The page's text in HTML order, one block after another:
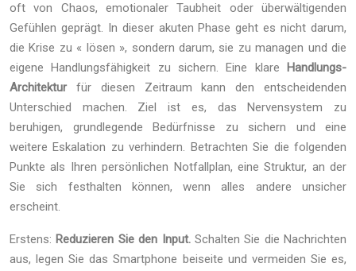
oft von Chaos, emotionaler Taubheit oder überwältigenden
Gefühlen geprägt. In dieser akuten Phase geht es nicht darum,
die Krise zu « lösen », sondern darum, sie zu managen und die
eigene Handlungsfähigkeit zu sichern. Eine klare
Handlungs-
Architekturfür diesen Zeitraum kann den entscheidenden
Unterschied machen. Ziel ist es, das Nervensystem zu
beruhigen, grundlegende Bedürfnisse zu sichern und eine
weitere Eskalation zu verhindern. Betrachten Sie die folgenden
Punkte als Ihren persönlichen Notfallplan, eine Struktur, an der
Sie sich festhalten können, wenn alles andere unsicher
erscheint.
Erstens: Reduzieren Sie den Input.Schalten Sie die Nachrichten
aus, legen Sie das Smartphone beiseite und vermeiden Sie es,